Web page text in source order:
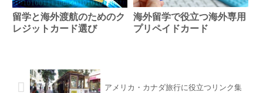
留学と海外渡航のためのク
レジットカード選び
海外留学で役立つ海外専用
プリペイドカード
アメリカ・カナダ旅行に役立つリンク集